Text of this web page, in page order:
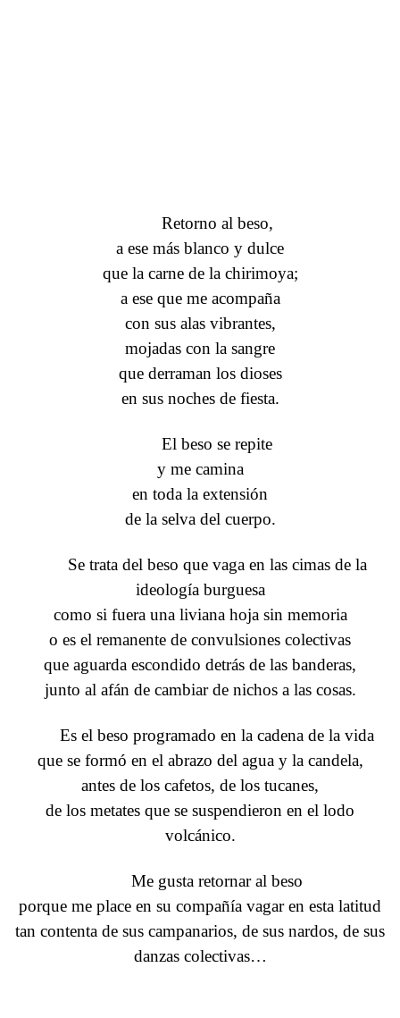
Retorno al beso,
a ese más blanco y dulce
que la carne de la chirimoya;
a ese que me acompaña
con sus alas vibrantes,
mojadas con la sangre
que derraman los dioses
en sus noches de fiesta.
El beso se repite
y me camina
en toda la extensión
de la selva del cuerpo.
Se trata del beso que vaga en las cimas de la
ideología burguesa
como si fuera una liviana hoja sin memoria
o es el remanente de convulsiones colectivas
que aguarda escondido detrás de las banderas,
junto al afán de cambiar de nichos a las cosas.
Es el beso programado en la cadena de la vida
que se formó en el abrazo del agua y la candela,
antes de los cafetos, de los tucanes,
de los metates que se suspendieron en el lodo
volcánico.
Me gusta retornar al beso
porque me place en su compañía vagar en esta latitud
tan contenta de sus campanarios, de sus nardos, de sus
danzas colectivas…